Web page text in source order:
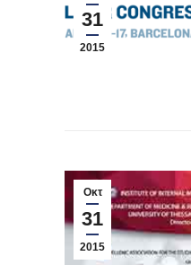
31
2015
Οκτ
31
2015